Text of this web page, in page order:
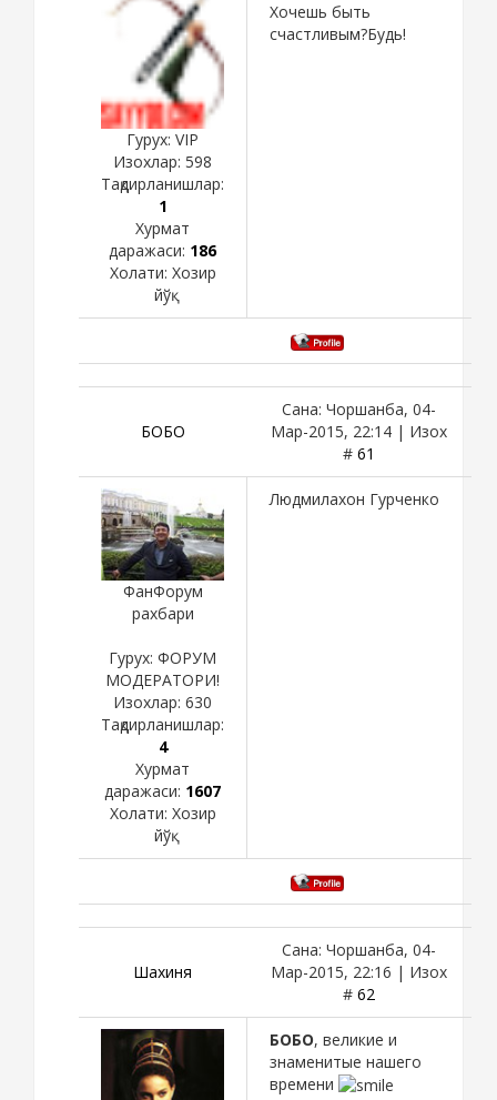
Гурух: VIP
Изохлар: 598
Тақдирланишлар:
1
Хурмат
даражаси: 186
Холати: Хозир
йўқ
Хочешь быть
счастливым?Будь!
БОБО
Сана: Чоршанба, 04-
Мар-2015, 22:14 | Изох
# 61
ФанФорум
рахбари
Гурух: ФОРУМ
МОДЕРАТОРИ!
Изохлар: 630
Тақдирланишлар:
4
Хурмат
даражаси: 1607
Холати: Хозир
йўқ
Людмилахон Гурченко
Шахиня
Сана: Чоршанба, 04-
Мар-2015, 22:16 | Изох
# 62
БОБО, великие и
знаменитые нашего
времени